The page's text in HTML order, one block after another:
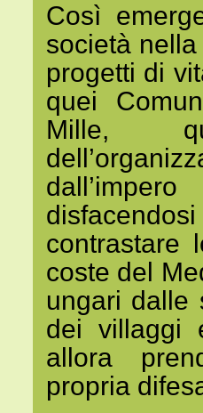
Così
società
progetti di
quei
Mille,
contrastare
coste del
ungari dalle
dei villaggi
allora
propria